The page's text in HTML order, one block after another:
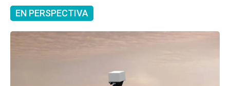
EN PERSPECTIVA